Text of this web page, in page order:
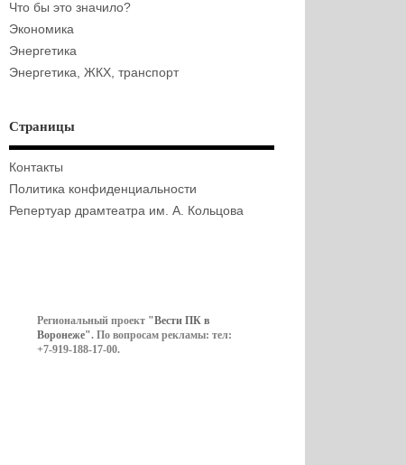
Что бы это значило?
Экономика
Энергетика
Энергетика, ЖКХ, транспорт
Страницы
Контакты
Политика конфиденциальности
Репертуар драмтеатра им. А. Кольцова
Региональный проект "Вести ПК в
Воронеже". По вопросам рекламы: тел:
+7-919-188-17-00.